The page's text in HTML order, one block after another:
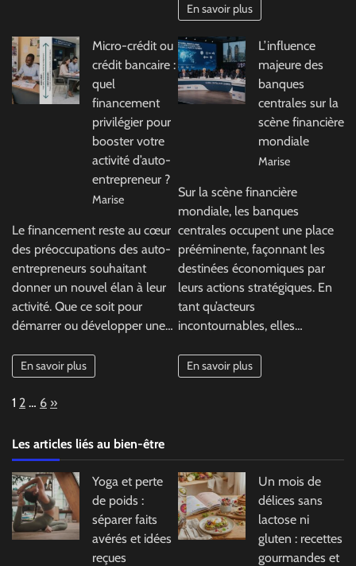
En savoir plus
Micro-crédit ou
crédit bancaire :
quel
financement
privilégier pour
booster votre
activité d’auto-
entrepreneur ?
Marise
Le financement reste au cœur
des préoccupations des auto-
entrepreneurs souhaitant
donner un nouvel élan à leur
activité. Que ce soit pour
démarrer ou développer une…
En savoir plus
L’influence
majeure des
banques
centrales sur la
scène financière
mondiale
Marise
Sur la scène financière
mondiale, les banques
centrales occupent une place
prééminente, façonnant les
destinées économiques par
leurs actions stratégiques. En
tant qu’acteurs
incontournables, elles…
En savoir plus
Page:
1 2 … 6 Next
»
Les articles liés au bien-être
Yoga et perte
de poids :
séparer faits
avérés et idées
reçues
Un mois de
délices sans
lactose ni
gluten : recettes
gourmandes et